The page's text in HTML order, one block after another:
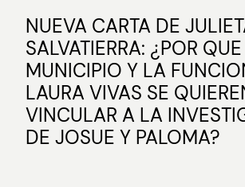
NUEVA CARTA DE
SALVATIERRA: ¿POR
MUNICIPIO Y LA
LAURA VIVAS SE
VINCULAR A LA
DE JOSUE Y PALOMA?